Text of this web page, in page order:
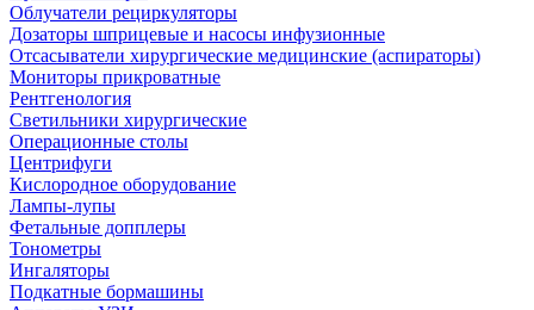
Облучатели рециркуляторы
Дозаторы шприцевые и насосы инфузионные
Отсасыватели хирургические медицинские (аспираторы)
Мониторы прикроватные
Рентгенология
Светильники хирургические
Операционные столы
Центрифуги
Кислородное оборудование
Лампы-лупы
Фетальные допплеры
Тонометры
Ингаляторы
Подкатные бормашины